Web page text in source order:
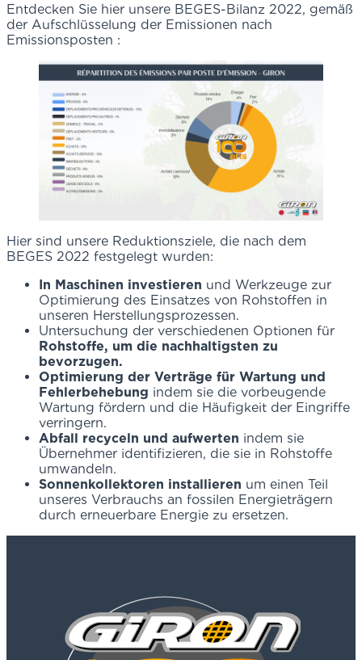
Entdecken Sie hier unsere BEGES-Bilanz 2022, gemäß
der Aufschlüsselung der Emissionen nach
Emissionsposten :
Hier sind unsere Reduktionsziele, die nach dem
BEGES 2022 festgelegt wurden:
In Maschinen investieren und Werkzeuge zur
Optimierung des Einsatzes von Rohstoffen in
unseren Herstellungsprozessen.
Untersuchung der verschiedenen Optionen für
Rohstoffe, um die nachhaltigsten zu
bevorzugen.
Optimierung der Verträge für Wartung und
Fehlerbehebung indem sie die vorbeugende
Wartung fördern und die Häufigkeit der Eingriffe
verringern.
Abfall recyceln und aufwerten indem sie
Übernehmer identifizieren, die sie in Rohstoffe
umwandeln.
Sonnenkollektoren installieren um einen Teil
unseres Verbrauchs an fossilen Energieträgern
durch erneuerbare Energie zu ersetzen.